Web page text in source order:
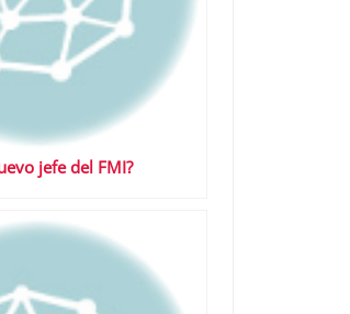
jefe del FMI?